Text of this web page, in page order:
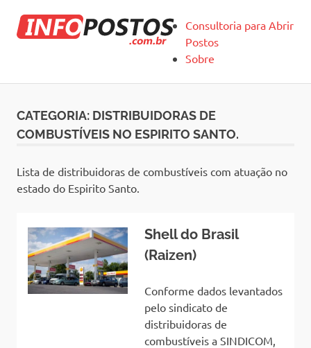
content
Infopostos
Consultoria para Abrir
Postos
Sobre
CATEGORIA: DISTRIBUIDORAS DE
COMBUSTÍVEIS NO ESPIRITO SANTO.
Lista de distribuidoras de combustíveis com atuação no
estado do Espirito Santo.
Shell do Brasil
(Raizen)
Conforme dados levantados
pelo sindicato de
distribuidoras de
combustíveis a SINDICOM,